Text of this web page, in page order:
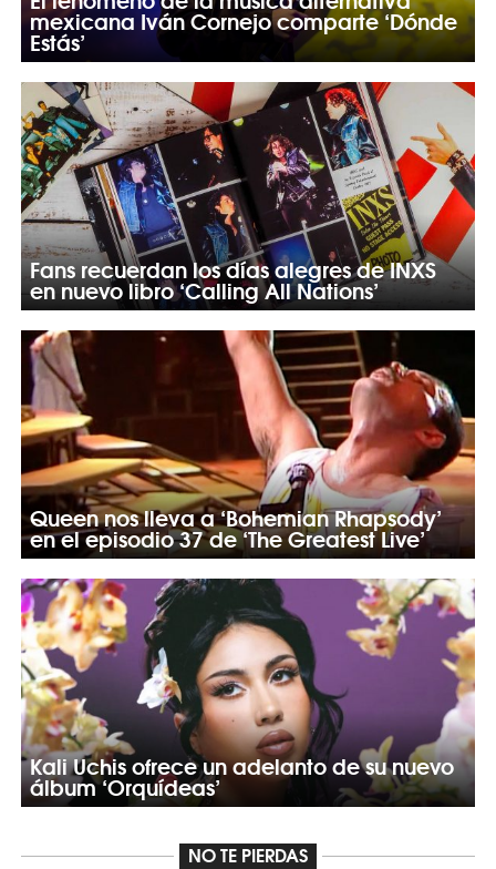
mexicana Iván Cornejo comparte ‘Dónde
Estás’
Fans recuerdan los días alegres de INXS
en nuevo libro ‘Calling All Nations’
Queen nos lleva a ‘Bohemian Rhapsody’
en el episodio 37 de ‘The Greatest Live’
Kali Uchis ofrece un adelanto de su nuevo
álbum ‘Orquídeas’
NO TE PIERDAS